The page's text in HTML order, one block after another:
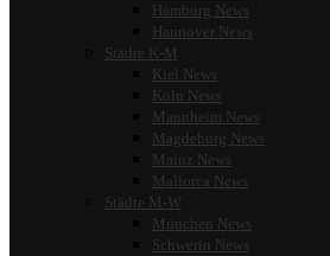
Hamburg News
Hannover News
Städte K-M
Kiel News
Köln News
Mannheim News
Magdeburg News
Mainz News
Mallorca News
Städte M-W
München News
Schwerin News